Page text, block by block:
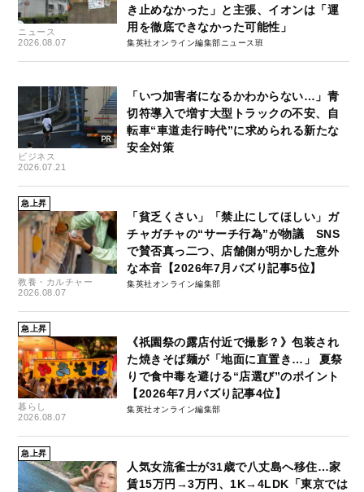
ニュース
2026.08.07
き止めなかった」と主張、イオンは「運
用を徹底できなかった可能性」
集英社オンライン編集部ニュース班
ビジネス
2026.07.21
「いつ加害者になるかわからない…」青
切符導入で増す大型トラックの不安、自
転車“車道走行時代”に求められる新たな
安全対策
急上昇
教養・カルチャー
2026.08.07
「貧乏くさい」「禁止にしてほしい」ガ
チャガチャの“サーチ行為”が物議 SNS
で賛否真っ二つ、店舗側が明かした意外
な本音【2026年7月バズり記事5位】
集英社オンライン編集部
急上昇
暮らし
2026.08.07
《祇園祭の露店付近で撮影？》包装され
た焼きそば麺が「地面に直置き…」 夏祭
りで食中毒を避ける“店選び”のポイント
【2026年7月バズり記事4位】
集英社オンライン編集部
急上昇
人気女流雀士が31歳で八丈島へ移住…家
賃15万円→3万円、1K→4LDK「東京では